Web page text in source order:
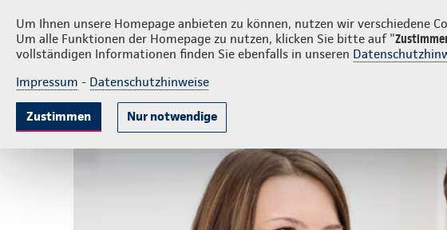
Um Ihnen unsere Homepage anbieten zu können, nutzen wir verschiedene
Um alle Funktionen der Homepage zu nutzen, klicken Sie bitte auf "
vollständigen Informationen finden Sie ebenfalls in unseren
Impressum - Datenschutzhinweise
Zustimmen Nur notwendige
Mitarbeitervorsorge
Privatkunden Firmenkunden Über uns
Datenschutz für Internetbesucher